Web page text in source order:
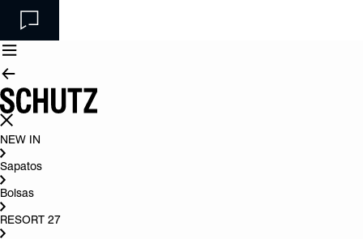
NEW IN
Sapatos
Bolsas
RESORT 27